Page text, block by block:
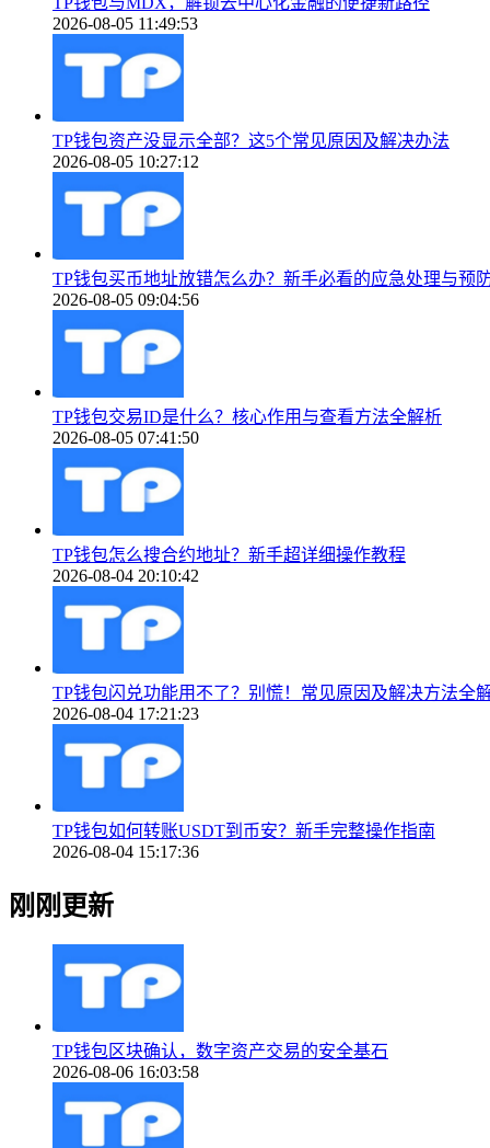
2026-08-05 11:49:53
TP钱包资产没显示全部？这5个常见原因及解决办法
2026-08-05 10:27:12
TP钱包买币地址放错怎么办？新手必看的应急处理与预
2026-08-05 09:04:56
TP钱包交易ID是什么？核心作用与查看方法全解析
2026-08-05 07:41:50
TP钱包怎么搜合约地址？新手超详细操作教程
2026-08-04 20:10:42
TP钱包闪兑功能用不了？别慌！常见原因及解决方法全
2026-08-04 17:21:23
TP钱包如何转账USDT到币安？新手完整操作指南
2026-08-04 15:17:36
刚刚更新
TP钱包区块确认，数字资产交易的安全基石
2026-08-06 16:03:58